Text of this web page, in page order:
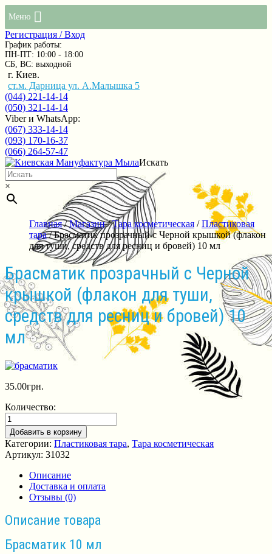
Меню
Регистрация / Вход
График работы:
ПН-ПТ: 10:00 - 18:00
СБ, ВС: выходной
г. Киев.
ст.м. Дарница ул. А.Малышка 5
(044) 221-14-14
(050) 321-14-14
Viber и WhatsApp:
(067) 333-14-14
(093) 170-16-37
(066) 264-57-47
Искать
×
Главная/Магазин/Тара косметическая /Пластиковая
тара/ Брасматик прозрачный с Черной крышкой (флакон
для туши, средств для ресниц и бровей) 10 мл
Брасматик прозрачный с Черной
крышкой (флакон для туши,
средств для ресниц и бровей) 10
мл
35.00грн.
Количество:
Добавить в корзину
Категории: Пластиковая тара, Тара косметическая
Артикул: 31032
Описание
Доставка и оплата
Отзывы (0)
Описание товара
Брасматик 10 мл